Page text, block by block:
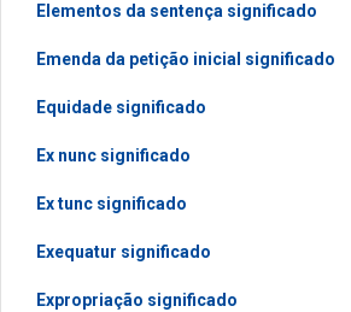
Elementos da sentença significado
Emenda da petição inicial significado
Equidade significado
Ex nunc significado
Ex tunc significado
Exequatur significado
Expropriação significado